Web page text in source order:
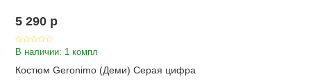
5 290 p
В наличии: 1 компл
Костюм Geronimo (Деми) Серая цифра